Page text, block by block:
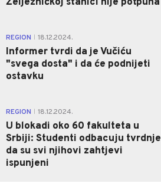
REGION 18.12.2024.
Informer tvrdi da je Vučiću
"svega dosta" i da će podnijeti
ostavku
REGION 18.12.2024.
U blokadi oko 60 fakulteta u
Srbiji: Studenti odbacuju tvrdnje
da su svi njihovi zahtjevi
ispunjeni